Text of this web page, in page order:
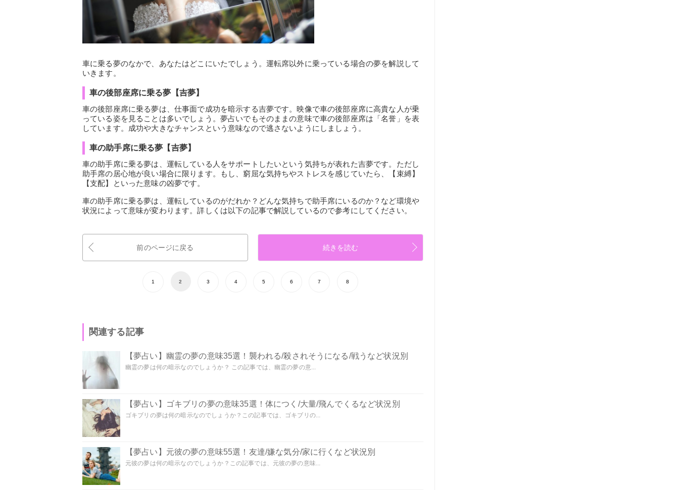
車に乗る夢のなかで、あなたはどこにいたでしょう。運転席以外に乗っている場合の夢を解説して
いきます。
車の後部座席に乗る夢【吉夢】
車の後部座席に乗る夢は、仕事面で成功を暗示する吉夢です。映像で車の後部座席に高貴な人が乗
っている姿を見ることは多いでしょう。夢占いでもそのままの意味で車の後部座席は「名誉」を表
しています。成功や大きなチャンスという意味なので逃さないようにしましょう。
車の助手席に乗る夢【吉夢】
車の助手席に乗る夢は、運転している人をサポートしたいという気持ちが表れた吉夢です。ただし
助手席の居心地が良い場合に限ります。もし、窮屈な気持ちやストレスを感じていたら、【束縛】
【支配】といった意味の凶夢です。
車の助手席に乗る夢は、運転しているのがだれか？どんな気持ちで助手席にいるのか？など環境や
状況によって意味が変わります。詳しくは以下の記事で解説しているので参考にしてください。
前のページに戻る 続きを読む
1 2 3 4 5 6 7 8
関連する記事
【夢占い】幽霊の夢の意味35選！襲われる/殺されそうになる/戦うなど状況別
幽霊の夢は何の暗示なのでしょうか？ この記事では、幽霊の夢の意...
【夢占い】ゴキブリの夢の意味35選！体につく/大量/飛んでくるなど状況別
ゴキブリの夢は何の暗示なのでしょうか？この記事では、ゴキブリの...
【夢占い】元彼の夢の意味55選！友達/嫌な気分/家に行くなど状況別
元彼の夢は何の暗示なのでしょうか？この記事では、元彼の夢の意味...